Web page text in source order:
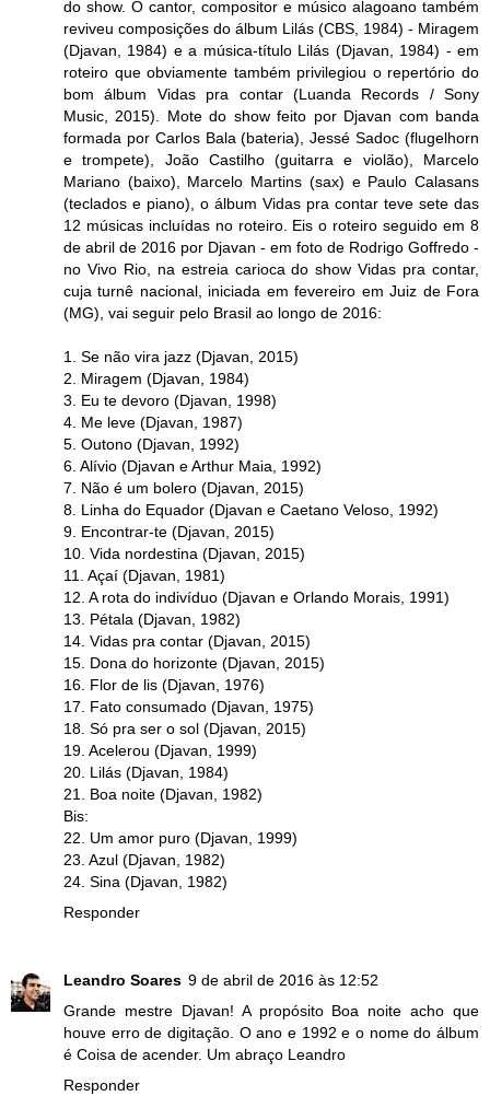
do show. O cantor, compositor e músico alagoano também
reviveu composições do álbum Lilás (CBS, 1984) - Miragem
(Djavan, 1984) e a música-título Lilás (Djavan, 1984) - em
roteiro que obviamente também privilegiou o repertório do
bom álbum Vidas pra contar (Luanda Records / Sony
Music, 2015). Mote do show feito por Djavan com banda
formada por Carlos Bala (bateria), Jessé Sadoc (flugelhorn
e trompete), João Castilho (guitarra e violão), Marcelo
Mariano (baixo), Marcelo Martins (sax) e Paulo Calasans
(teclados e piano), o álbum Vidas pra contar teve sete das
12 músicas incluídas no roteiro. Eis o roteiro seguido em 8
de abril de 2016 por Djavan - em foto de Rodrigo Goffredo -
no Vivo Rio, na estreia carioca do show Vidas pra contar,
cuja turnê nacional, iniciada em fevereiro em Juiz de Fora
(MG), vai seguir pelo Brasil ao longo de 2016:
1. Se não vira jazz (Djavan, 2015)
2. Miragem (Djavan, 1984)
3. Eu te devoro (Djavan, 1998)
4. Me leve (Djavan, 1987)
5. Outono (Djavan, 1992)
6. Alívio (Djavan e Arthur Maia, 1992)
7. Não é um bolero (Djavan, 2015)
8. Linha do Equador (Djavan e Caetano Veloso, 1992)
9. Encontrar-te (Djavan, 2015)
10. Vida nordestina (Djavan, 2015)
11. Açaí (Djavan, 1981)
12. A rota do indivíduo (Djavan e Orlando Morais, 1991)
13. Pétala (Djavan, 1982)
14. Vidas pra contar (Djavan, 2015)
15. Dona do horizonte (Djavan, 2015)
16. Flor de lis (Djavan, 1976)
17. Fato consumado (Djavan, 1975)
18. Só pra ser o sol (Djavan, 2015)
19. Acelerou (Djavan, 1999)
20. Lilás (Djavan, 1984)
21. Boa noite (Djavan, 1982)
Bis:
22. Um amor puro (Djavan, 1999)
23. Azul (Djavan, 1982)
24. Sina (Djavan, 1982)
Responder
Leandro Soares 9 de abril de 2016 às 12:52
Grande mestre Djavan! A propósito Boa noite acho que
houve erro de digitação. O ano e 1992 e o nome do álbum
é Coisa de acender. Um abraço Leandro
Responder